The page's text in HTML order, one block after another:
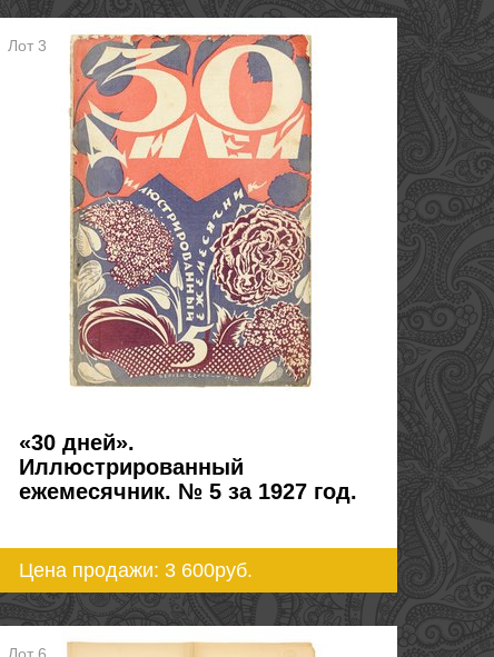
Лот 3
«30 дней».
Иллюстрированный
ежемесячник. № 5 за 1927 год.
Цена продажи: 3 600руб.